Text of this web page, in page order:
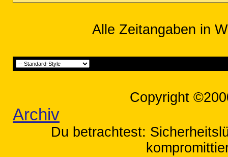
Alle Zeitangaben in
Copyright
Archiv
Du betrachtest: